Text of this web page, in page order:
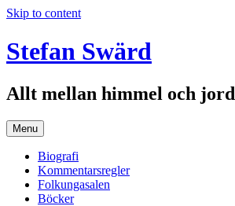
Skip to content
Stefan Swärd
Allt mellan himmel och jord
Menu
Biografi
Kommentarsregler
Folkungasalen
Böcker